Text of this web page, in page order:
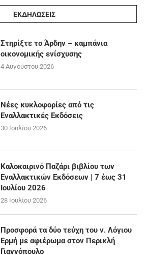
ΕΚΔΗΛΩΣΕΙΣ
Στηρίξτε το Άρδην – καμπάνια
οικονομικής ενίσχυσης
4 Αυγούστου 2026
Νέες κυκλοφορίες από τις
Εναλλακτικές Εκδόσεις
30 Ιουλίου 2026
Καλοκαιρινό Παζάρι βιβλίου των
Εναλλακτικών Εκδόσεων | 7 έως 31
Ιουλίου 2026
28 Ιουλίου 2026
Προσφορά τα δύο τεύχη του ν. Λόγιου
Ερμή με αφιέρωμα στον Περικλή
Γιαννόπουλο